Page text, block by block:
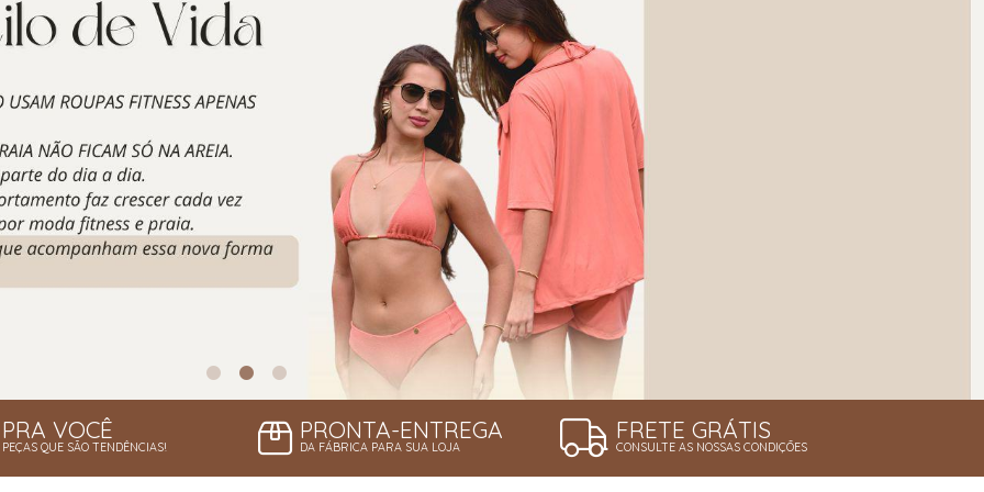
PRA VOCÊ
PEÇAS QUE SÃO TENDÊNCIAS!
PRONTA-ENTREGA
DA FÁBRICA PARA SUA LOJA
FRETE GRÁTIS
CONSULTE AS NOSSAS CONDIÇÕES